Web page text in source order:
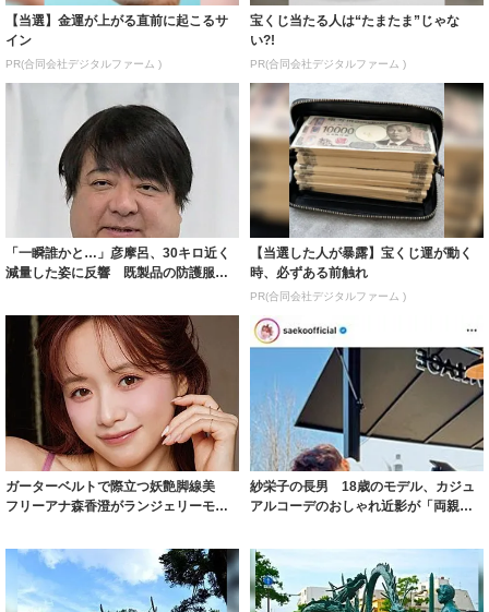
【当選】金運が上がる直前に起こるサ
イン
PR(合同会社デジタルファーム )
宝くじ当たる人は“たまたま”じゃな
い?!
PR(合同会社デジタルファーム )
「一瞬誰かと…」彦摩呂、30キロ近く
減量した姿に反響 既製品の防護服が
【当選した人が暴露】宝くじ運が動く
時、必ずある前触れ
PR(合同会社デジタルファーム )
ガーターベルトで際立つ妖艶脚線美
フリーアナ森香澄がランジェリーモデ
紗栄子の長男 18歳のモデル、カジュ
アルコーデのおしゃれ近影が「両親の